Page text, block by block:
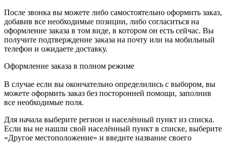
После звонка вы можете либо самостоятельно оформить заказ,
добавив все необходимые позиции, либо согласиться на
оформление заказа в том виде, в котором он есть сейчас. Вы
получите подтверждение заказа на почту или на мобильный
телефон и ожидаете доставку.
Оформление заказа в полном режиме
В случае если вы окончательно определились с выбором, вы
можете оформить заказ без посторонней помощи, заполнив
все необходимые поля.
Для начала выберите регион и населённый пункт из списка.
Если вы не нашли свой населённый пункт в списке, выберите
«Другое местоположение» и введите название своего